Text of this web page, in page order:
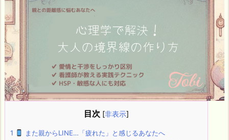
目次 [非表示]
1
また親からLINE…「疲れた」と感じるあなたへ